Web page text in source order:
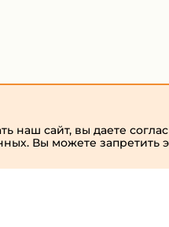
наш сайт, вы даете
Вы можете запретить